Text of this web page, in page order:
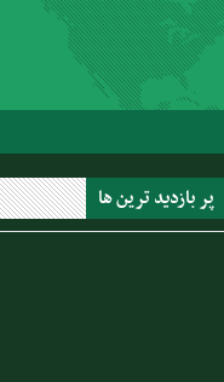
پر بازدید ترین ها